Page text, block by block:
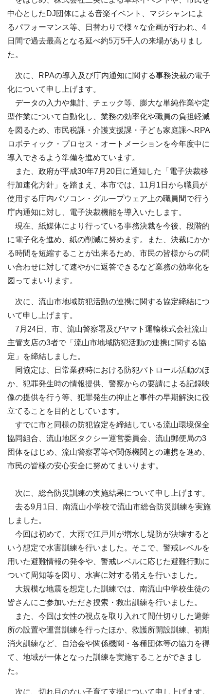
中心としたDJ団体による音楽イベント、マジシャンによ
るパフォーマンス等、日替わりで様々な企画が行われ、4
日間で過去最高となる延べ約5万5千人の来場がありまし
た。
次に、RPAの導入及び庁内通知に関する事務決裁の電子
化について申し上げます。
データの入力や集計、チェック等、膨大な単純作業や定
型作業について自動化し、業務の効率化や職員の負担軽減
を図るため、市民税課・介護支援課・子ども家庭課へRPA
ロボティック・プロセス・オートメーションを今年度中に
導入できるよう準備を進めています。
また、政府が平成30年7月20日に通知した「電子決裁移
行加速化方針」を踏まえ、本市では、11月1日から職員が
使用する庁内パソコン・グループウェア上の職員間で行う
庁内通知に対し、電子決裁機能を導入いたします。
現在、紙媒体により行っている事務決裁を今後、段階的
に電子化を進め、紙の削減に努めます。また、決裁にかか
る時間を短縮することが出来るため、市民の皆様からの問
い合わせに対して速やかに返答できるなど業務の効率化を
図ってまいります。
次に、流山市地域防犯活動の連携に関する協定締結につ
いて申し上げます。
7月24日、市、流山警察署及びヤマト運輸株式会社流山
主管支店の3者で「流山市地域防犯活動の連携に関する協
定」を締結しました。
同協定は、日常業務時における防犯パトロール活動のほ
か、犯罪発生時の情報提供、警察からの要請による記録映
像の提供を行う等、犯罪発生の抑止と事件の早期解決に役
立てることを目的としています。
すでに市と同様の防犯協定を締結している流山環境保全
協同組合、流山地区タクシー運営委員会、流山郵便局の3
団体をはじめ、流山警察署等や関係機関との連携を進め、
市民の皆様の安心安全に努めてまいります。
次に、総合防災訓練の実施結果について申し上げます。
去る9月1日、南流山小学校で流山市総合防災訓練を実施
しました。
今回は初めて、大雨で江戸川が増水し堤防が決壊すると
いう想定で水害訓練を行いました。そこで、警戒レベルを
用いた避難情報の発令や、警戒レベルに応じた避難行動に
ついて周知等を図り、水害に対する備えを行いました。
大規模な地震を想定した訓練では、南流山中学校生徒の
皆さんにご参加いただき捜索・救出訓練を行いました。
また、今回は女性の視点を取り入れて間仕切りした避難
所の設置や運営訓練を行ったほか、救護所開設訓練、初期
消火訓練など、自治会や関係機関・各種団体等の協力を得
て、地域が一体となった訓練を実施することができまし
た。
次に、切れ目のない子育て支援について申し上げます。